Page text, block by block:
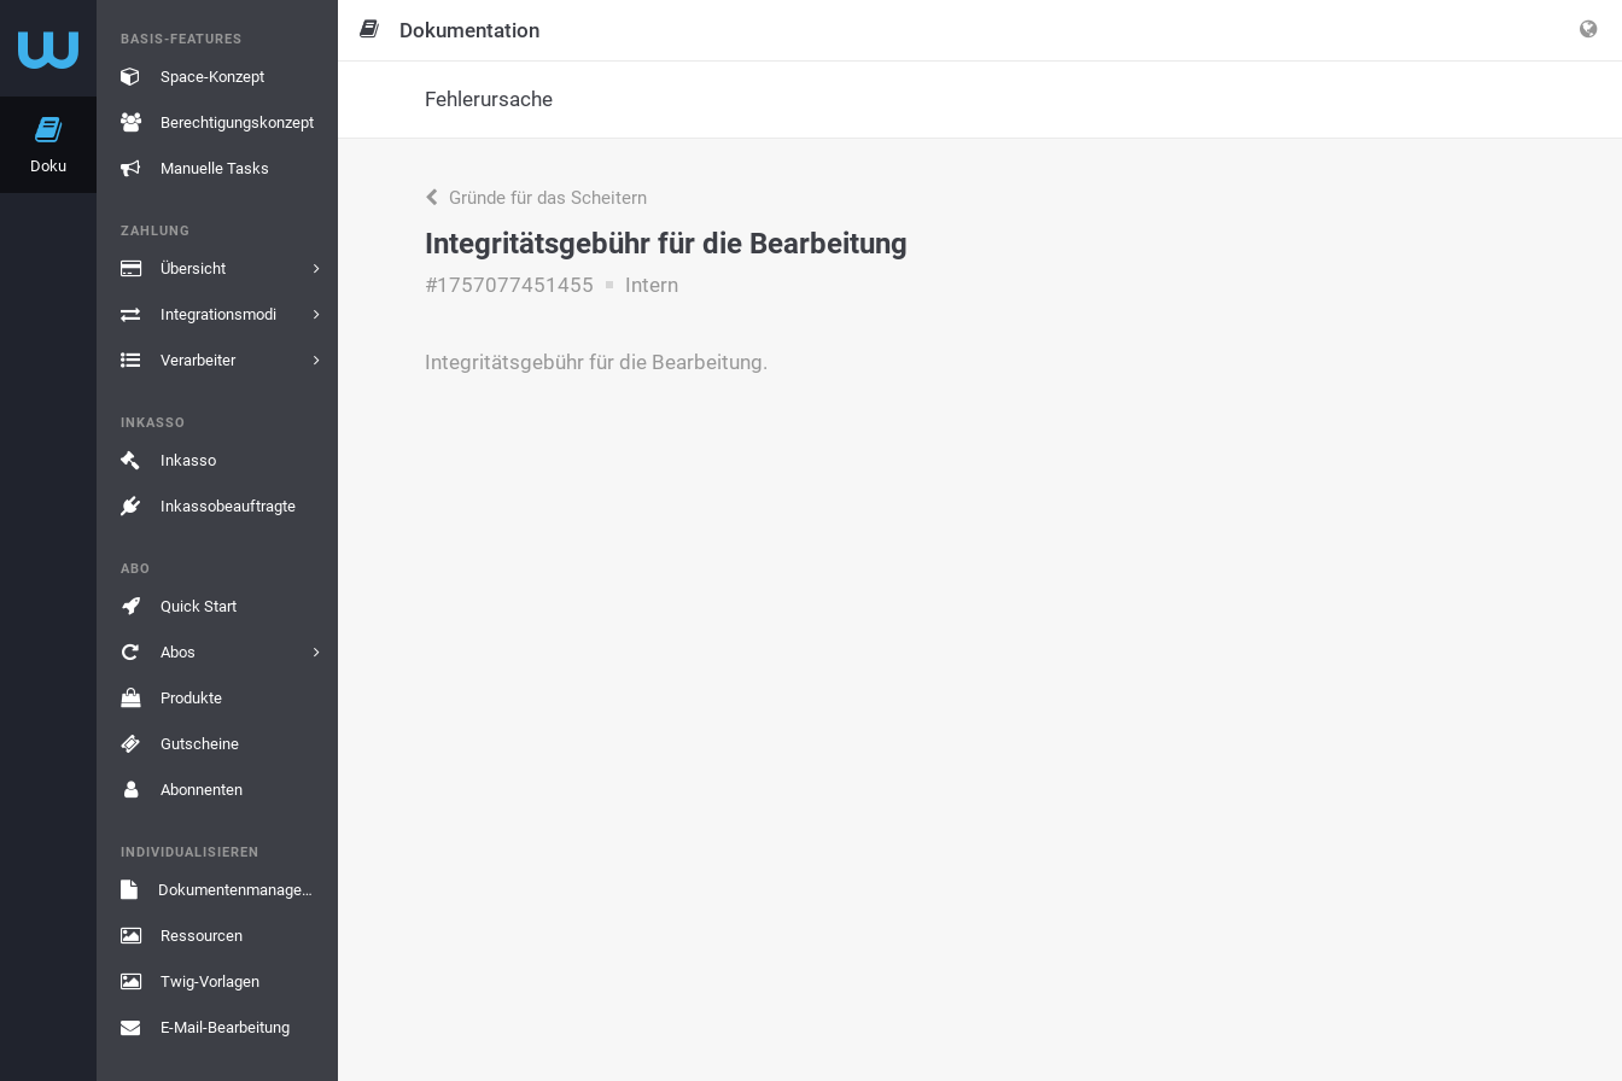
Doku
BASIS-FEATURES
Space-Konzept
Berechtigungskonzept
Manuelle Tasks
ZAHLUNG
Übersicht
Integrationsmodi
Verarbeiter
INKASSO
Inkasso
Inkassobeauftragte
ABO
Quick Start
Abos
Produkte
Gutscheine
Abonnenten
INDIVIDUALISIEREN
Dokumentenmanagement
Ressourcen
Twig-Vorlagen
E-Mail-Bearbeitung
Dokumentation
Fehlerursache
Gründe für das Scheitern
Integritätsgebühr für die Bearbeitung
#1757077451455 Intern
Integritätsgebühr für die Bearbeitung.